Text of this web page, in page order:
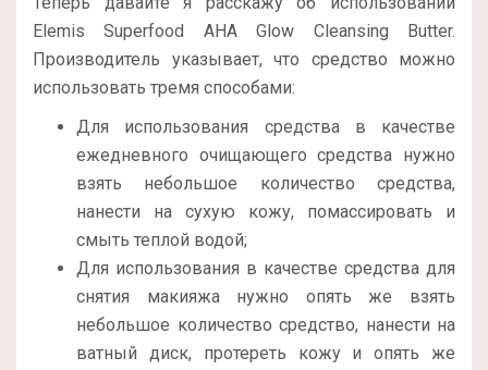
Elemis Superfood AHA Glow Cleansing Butter.
Производитель указывает, что средство можно
использовать тремя способами:
Для использования средства в качестве
ежедневного очищающего средства нужно
взять небольшое количество средства,
нанести на сухую кожу, помассировать и
смыть теплой водой;
Для использования в качестве средства для
снятия макияжа нужно опять же взять
небольшое количество средство, нанести на
ватный диск, протереть кожу и опять же